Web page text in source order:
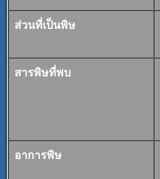
ส่วนที่เป็นพิษ
สารพิษที่พบ
อาการพิษ